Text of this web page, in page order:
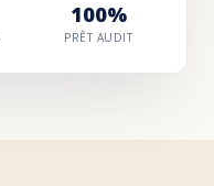
100%
PRÊT AUDIT